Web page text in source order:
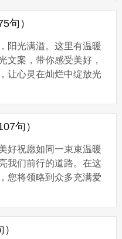
。...
句）
阳光满溢。这里有温暖
文案，带你感受美好，
让心灵在灿烂中绽放光
好。 2、平淡日子里泛着
...
句）
好祝愿如同一束束温暖
我们前行的道路。在这
您将领略到众多充满爱
福，或是对朋友的真诚
是...